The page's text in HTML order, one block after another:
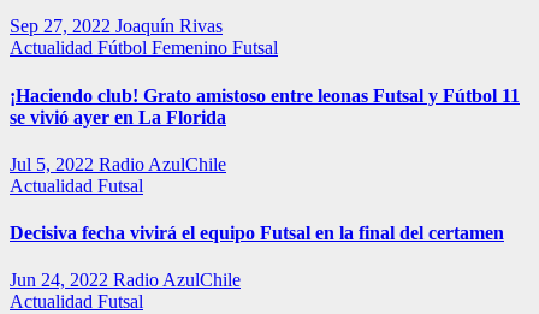
Sep 27, 2022 Joaquín Rivas
Actualidad Fútbol Femenino Futsal
¡Haciendo club! Grato amistoso entre leonas Futsal y Fútbol 11
se vivió ayer en La Florida
Jul 5, 2022 Radio AzulChile
Actualidad Futsal
Decisiva fecha vivirá el equipo Futsal en la final del certamen
Jun 24, 2022 Radio AzulChile
Actualidad Futsal